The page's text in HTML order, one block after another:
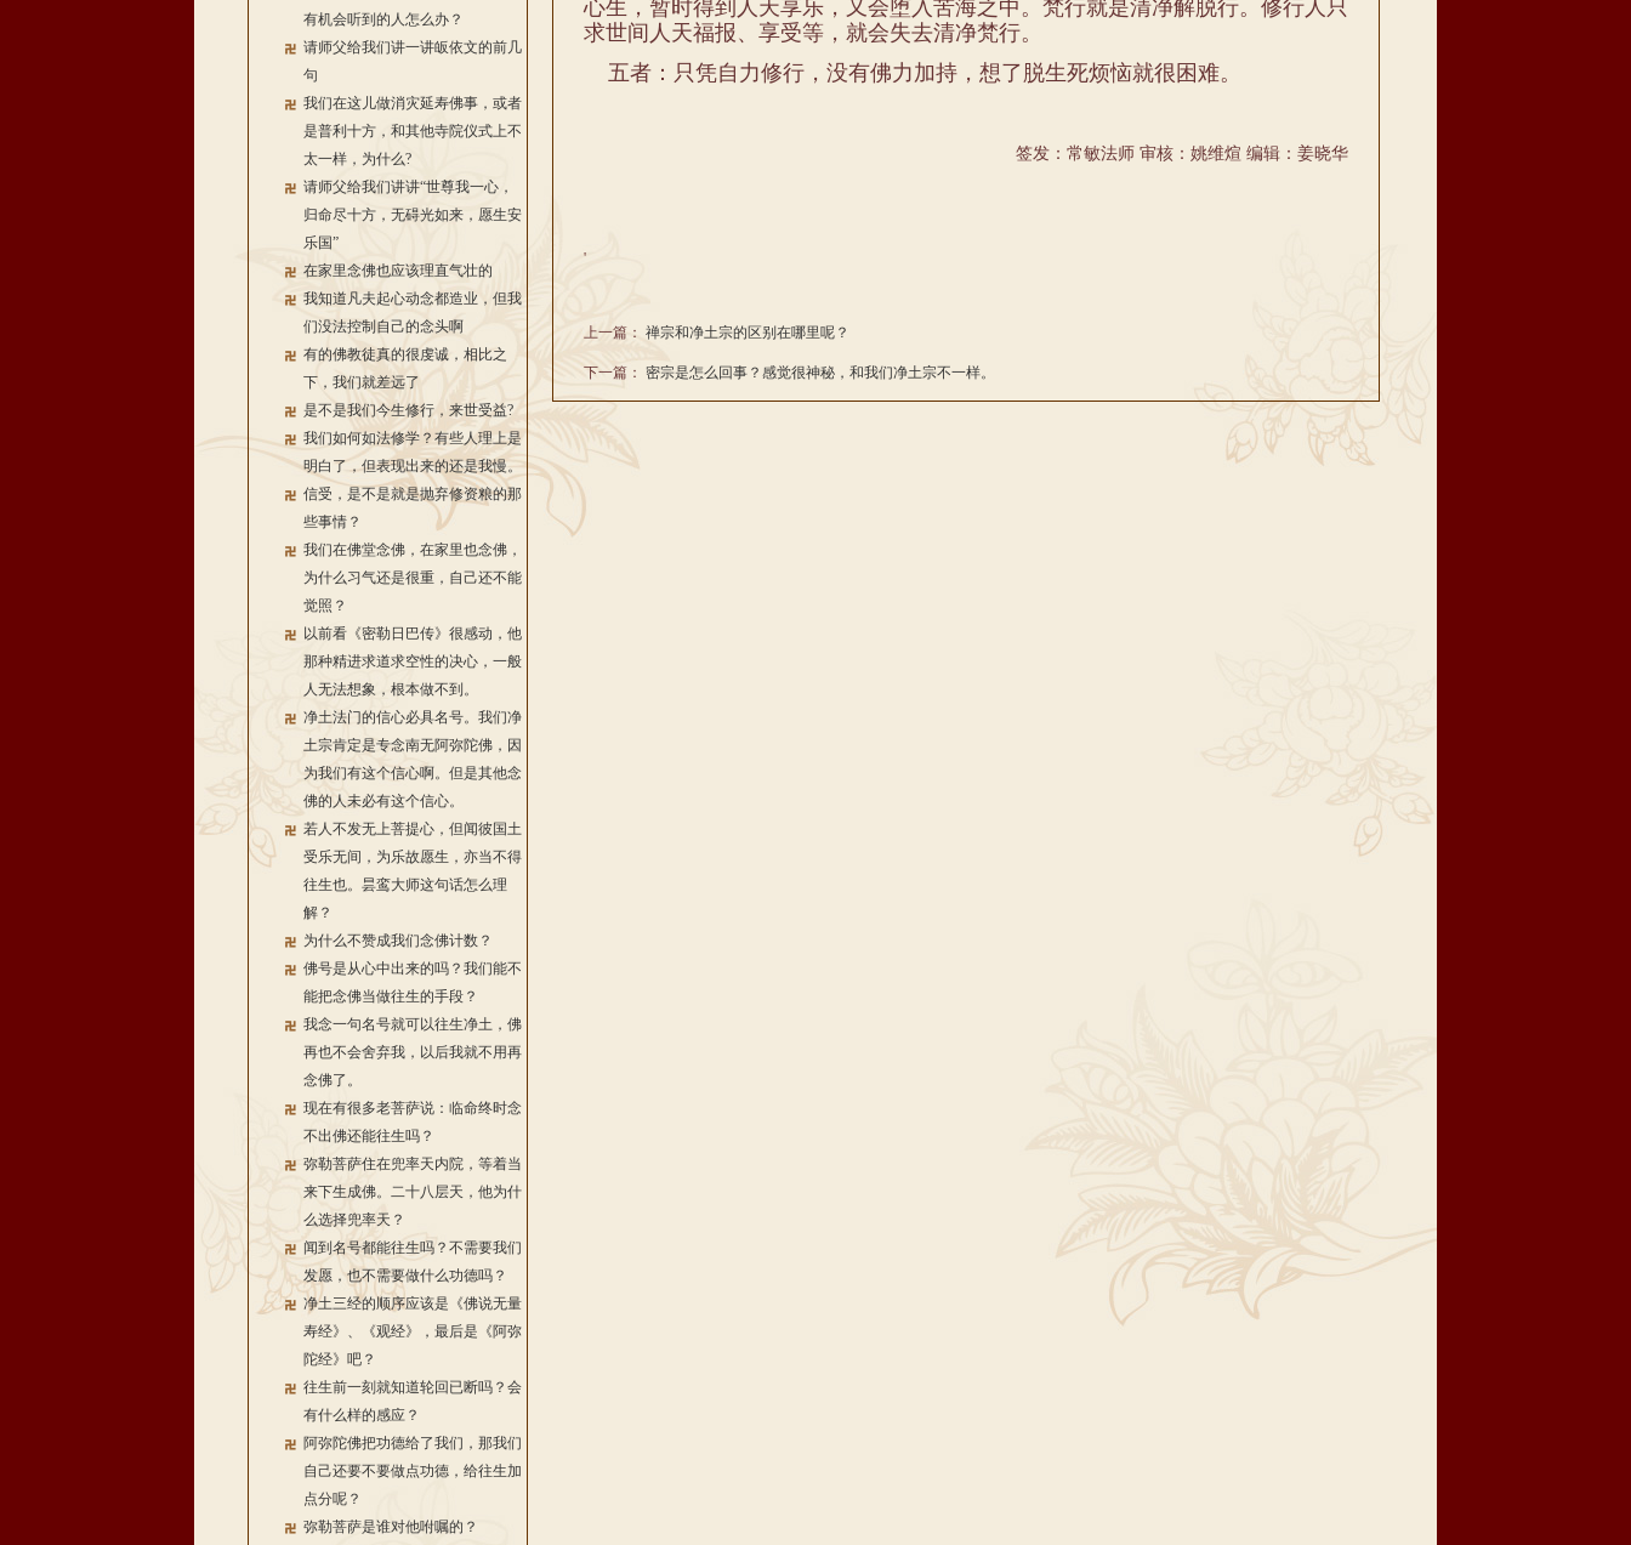
有机会听到的人怎么办？
请师父给我们讲一讲皈依文的前几
句
我们在这儿做消灾延寿佛事，或者
是普利十方，和其他寺院仪式上不
太一样，为什么?
请师父给我们讲讲“世尊我一心，
归命尽十方，无碍光如来，愿生安
乐国”
在家里念佛也应该理直气壮的
我知道凡夫起心动念都造业，但我
们没法控制自己的念头啊
有的佛教徒真的很虔诚，相比之
下，我们就差远了
是不是我们今生修行，来世受益?
我们如何如法修学？有些人理上是
明白了，但表现出来的还是我慢。
信受，是不是就是抛弃修资粮的那
些事情？
我们在佛堂念佛，在家里也念佛，
为什么习气还是很重，自己还不能
觉照？
以前看《密勒日巴传》很感动，他
那种精进求道求空性的决心，一般
人无法想象，根本做不到。
净土法门的信心必具名号。我们净
土宗肯定是专念南无阿弥陀佛，因
为我们有这个信心啊。但是其他念
佛的人未必有这个信心。
若人不发无上菩提心，但闻彼国土
受乐无间，为乐故愿生，亦当不得
往生也。昙鸾大师这句话怎么理
解？
为什么不赞成我们念佛计数？
佛号是从心中出来的吗？我们能不
能把念佛当做往生的手段？
我念一句名号就可以往生净土，佛
再也不会舍弃我，以后我就不用再
念佛了。
现在有很多老菩萨说：临命终时念
不出佛还能往生吗？
弥勒菩萨住在兜率天内院，等着当
来下生成佛。二十八层天，他为什
么选择兜率天？
闻到名号都能往生吗？不需要我们
发愿，也不需要做什么功德吗？
净土三经的顺序应该是《佛说无量
寿经》、《观经》，最后是《阿弥
陀经》吧？
往生前一刻就知道轮回已断吗？会
有什么样的感应？
阿弥陀佛把功德给了我们，那我们
自己还要不要做点功德，给往生加
点分呢？
弥勒菩萨是谁对他咐嘱的？
心生，暂时得到人天享乐，又会堕入苦海之中。梵行就是清净解脱行。修行人只
求世间人天福报、享受等，就会失去清净梵行。
五者：只凭自力修行，没有佛力加持，想了脱生死烦恼就很困难。
签发：常敏法师 审核：姚维煊 编辑：姜晓华
'
上一篇： 禅宗和净土宗的区别在哪里呢？
下一篇： 密宗是怎么回事？感觉很神秘，和我们净土宗不一样。